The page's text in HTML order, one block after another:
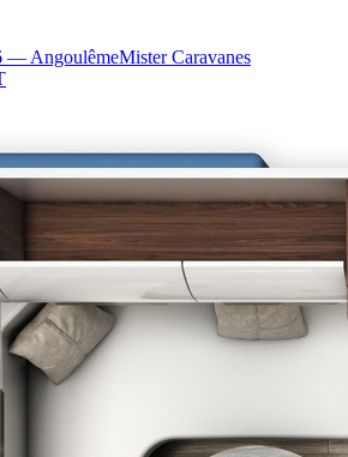
— AngoulêmeMister Caravanes